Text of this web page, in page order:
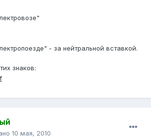
- за нейтральной вставкой.
знаков:
10 мая, 2010